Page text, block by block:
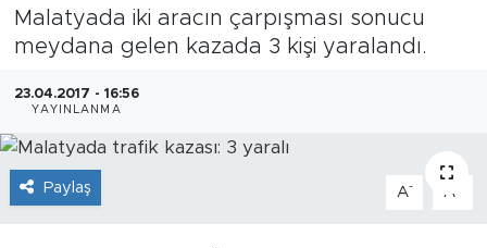
Malatyada iki aracın çarpışması sonucu
meydana gelen kazada 3 kişi yaralandı.
23.04.2017 - 16:56
YAYINLANMA
Paylaş A- A
Ekonomi
Güncel
Kültür
Teknoloji